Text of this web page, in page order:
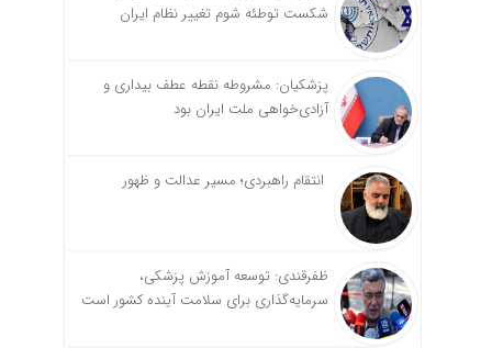
شکست توطئه شوم تغییر نظام ایران
پزشکیان: مشروطه نقطه عطف بیداری و
آزادی‌خواهی ملت ایران بود
انتقام راهبردی؛ مسیر عدالت و ظهور
ظفرقندی: توسعه آموزش پزشکی،
سرمایه‌گذاری برای سلامت آینده کشور است